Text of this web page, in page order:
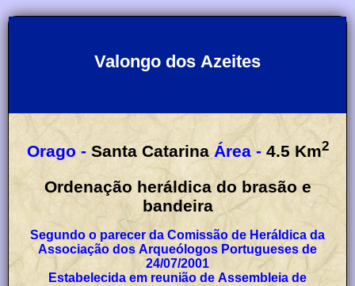
Valongo dos Azeites
Orago - Santa Catarina Área - 4.5 Km2
Ordenação heráldica do brasão e
bandeira
Segundo o parecer da Comissão de Heráldica da
Associação dos Arqueólogos Portugueses de
24/07/2001
Estabelecida em reunião de Assembleia de